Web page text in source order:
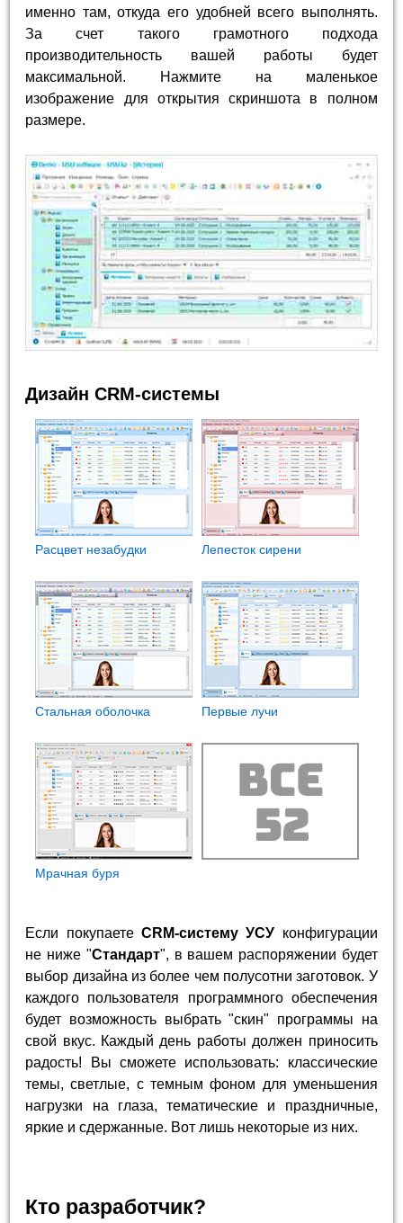
именно там, откуда его удобней всего выполнять.
За счет такого грамотного подхода
производительность вашей работы будет
максимальной. Нажмите на маленькое
изображение для открытия скриншота в полном
размере.
Дизайн CRM-системы
Расцвет незабудки Лепесток сирени
Стальная оболочка Первые лучи
Мрачная буря
Если покупаете CRM-систему УСУ конфигурации
не ниже "Стандарт", в вашем распоряжении будет
выбор дизайна из более чем полусотни заготовок. У
каждого пользователя программного обеспечения
будет возможность выбрать "скин" программы на
свой вкус. Каждый день работы должен приносить
радость! Вы сможете использовать: классические
темы, светлые, с темным фоном для уменьшения
нагрузки на глаза, тематические и праздничные,
яркие и сдержанные. Вот лишь некоторые из них.
Кто разработчик?